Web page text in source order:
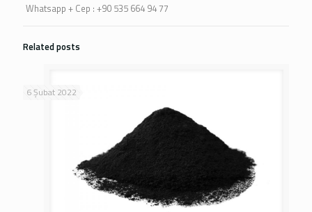
Whatsapp + Cep : +90 535 664 94 77
Related posts
6 Şubat 2022